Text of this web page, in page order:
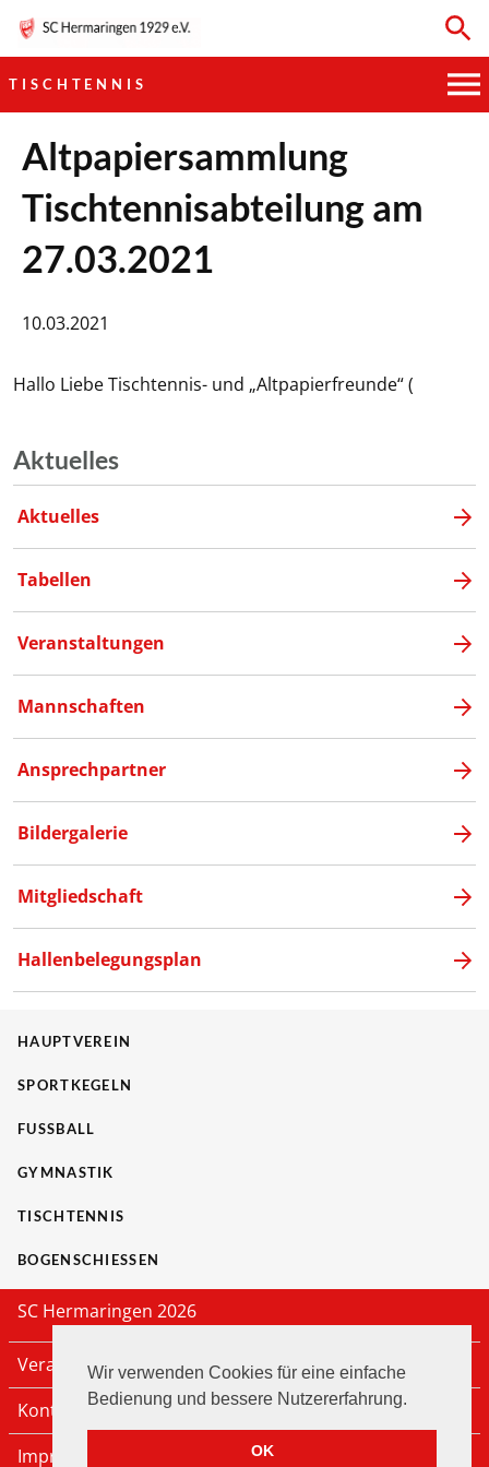
Wir verwenden Cookies für eine einfache
Bedienung und bessere Nutzererfahrung.
OK
TISCHTENNIS
HAUPTVEREIN
SPORTKEGELN
FUSSBALL
Altpapiersammlung
Tischtennisabteilung am
27.03.2021
10.03.2021
Hallo Liebe Tischtennis- und „Altpapierfreunde“ (
Aktuelles
Aktuelles
Tabellen
Veranstaltungen
Mannschaften
Ansprechpartner
Bildergalerie
Mitgliedschaft
Hallenbelegungsplan
HAUPTVEREIN
SPORTKEGELN
FUSSBALL
GYMNASTIK
TISCHTENNIS
BOGENSCHIESSEN
SC Hermaringen 2026
Veranstaltungen
Kontakt
Impressum